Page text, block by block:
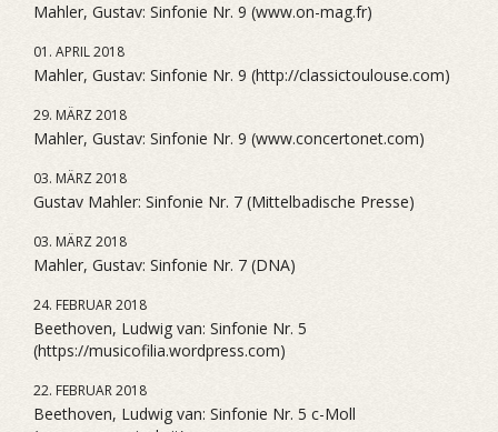
Mahler, Gustav: Sinfonie Nr. 9 (www.on-mag.fr)
01. APRIL 2018
Mahler, Gustav: Sinfonie Nr. 9 (http://classictoulouse.com)
29. MÄRZ 2018
Mahler, Gustav: Sinfonie Nr. 9 (www.concertonet.com)
03. MÄRZ 2018
Gustav Mahler: Sinfonie Nr. 7 (Mittelbadische Presse)
03. MÄRZ 2018
Mahler, Gustav: Sinfonie Nr. 7 (DNA)
24. FEBRUAR 2018
Beethoven, Ludwig van: Sinfonie Nr. 5
(https://musicofilia.wordpress.com)
22. FEBRUAR 2018
Beethoven, Ludwig van: Sinfonie Nr. 5 c-Moll